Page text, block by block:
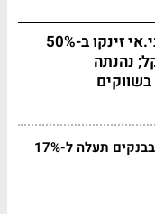
הכנסות אי.בי.אי זינקו ב-50%
שקל; נהנתה
"התשואה להון בבנקים תעלה ל-17%